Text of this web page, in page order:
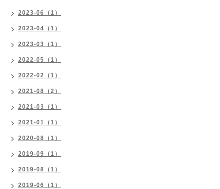
2023-06（1）
2023-04（1）
2023-03（1）
2022-05（1）
2022-02（1）
2021-08（2）
2021-03（1）
2021-01（1）
2020-08（1）
2019-09（1）
2019-08（1）
2019-06（1）